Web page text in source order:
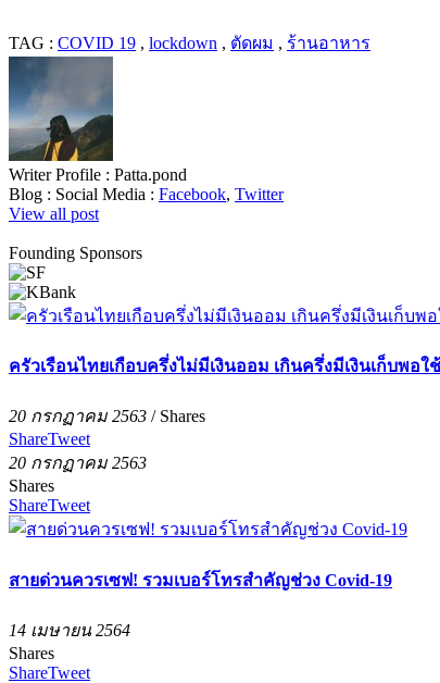
TAG : COVID 19 , lockdown , ตัดผม , ร้านอาหาร
Writer Profile : Patta.pond
Blog : Social Media : Facebook, Twitter
View all post
Founding Sponsors
ครัวเรือนไทยเกือบครึ่งไม่มีเงินออม เกินครึ่งมีเงินเก็บพอ
20 กรกฏาคม 2563 / Shares
ShareTweet
20 กรกฏาคม 2563
Shares
ShareTweet
สายด่วนควรเซฟ! รวมเบอร์โทรสำคัญช่วง Covid-19
14 เมษายน 2564
Shares
ShareTweet